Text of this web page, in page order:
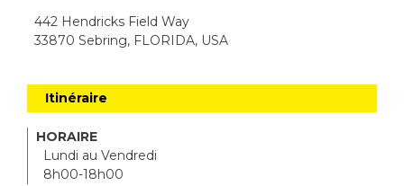
442 Hendricks Field Way
33870 Sebring, FLORIDA, USA
Itinéraire
HORAIRE
Lundi au Vendredi
8h00-18h00